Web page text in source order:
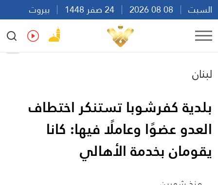
السبت
بيروت
14:30
Ar
لبنان
بلدية كفرشوبا تستنكر اختطاف
العدو عضوًا وعاملًا فيها: كانا
يقومان بخدمة الأهالي